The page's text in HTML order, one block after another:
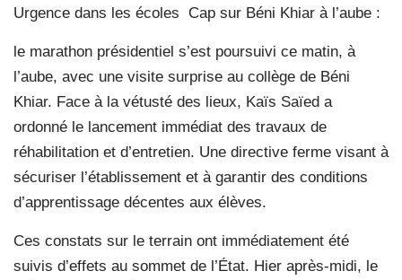
Urgence dans les écoles Cap sur Béni Khiar à l’aube :
le marathon présidentiel s’est poursuivi ce matin, à
l’aube, avec une visite surprise au collège de Béni
Khiar. Face à la vétusté des lieux, Kaïs Saïed a
ordonné le lancement immédiat des travaux de
réhabilitation et d’entretien. Une directive ferme visant à
sécuriser l’établissement et à garantir des conditions
d’apprentissage décentes aux élèves.
Ces constats sur le terrain ont immédiatement été
suivis d’effets au sommet de l’État. Hier après-midi, le